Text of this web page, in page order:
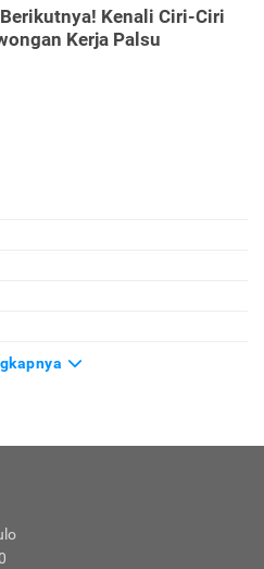
Kenali Ciri-Ciri
Kerja Palsu